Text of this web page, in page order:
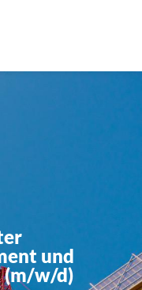
und
(m/w/d)